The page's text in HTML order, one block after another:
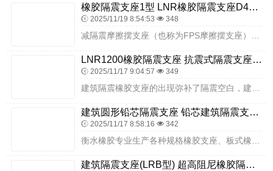
橡胶隔震支座1型 LNR橡胶隔震支座D400厂家 铅芯隔震支座厂商厂家
2025/11/19 8:54:53 348
减隔震摩擦摆支座（也称为FPS摩擦摆支座）是一种特殊的减隔震装置，它利用钟摆原理和滑动界面摩擦来消耗地震能量，进而实现减震和隔震的功能。根据公路建筑板式橡胶支座...
LNR1200橡胶隔震支座 抗震式隔震支座定制源头工厂 建筑工程用隔震支座源头工厂
2025/11/17 9:04:57 349
建筑圆形铅芯隔震支座 铅芯建筑隔震支座 LNR型橡胶隔震支座厂家
2025/11/17 8:58:16 342
建筑隔震支座(LRB型) 超高阻尼橡胶隔震支座 减隔振橡胶隔震支座